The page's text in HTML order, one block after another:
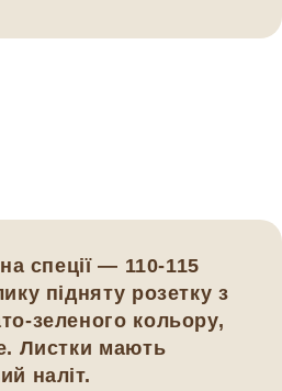
спеції — 110-115
підняту розетку з
зеленого кольору,
Листки мають
наліт.